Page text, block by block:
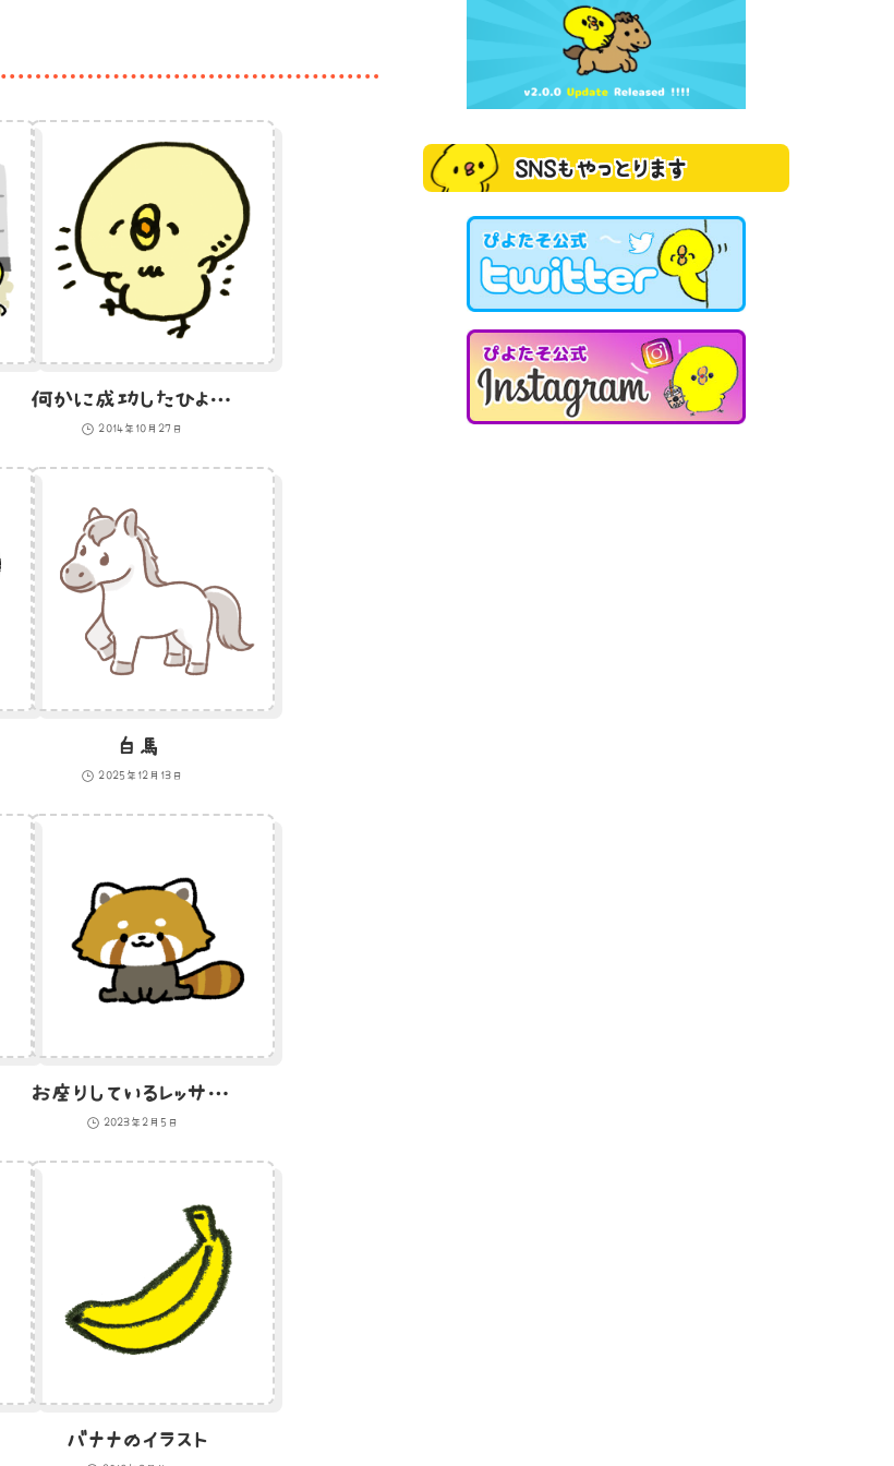
何かに成功したひよこのイラスト
2014年10月27日
白馬
2025年12月13日
お座りしているレッサーパンダのイラスト
2023年2月5日
バナナのイラスト
SNSもやっとります